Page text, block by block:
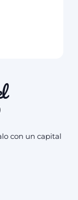
con un capital